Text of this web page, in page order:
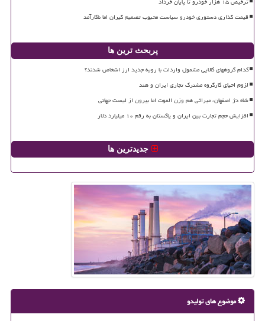
قیمت گذاری دستوری خودرو سیاست محبوب تصمیم گیران اما ناکارآمد
پربحث ترین ها
کدام گروههای کالایی مشمول واردات با رویه جدید ارز اشخاص شدند؟
لزوم احیای کارگروه مشترک تجاری ایران و هند
شاه دژ اصفهان، میراثی هم وزن الموت اما بیرون از لیست جهانی
افزایش حجم تجارت بین ایران و پاکستان به رقم ۱۰ میلیارد دلار
جدیدترین ها
موضوع های تولیدو